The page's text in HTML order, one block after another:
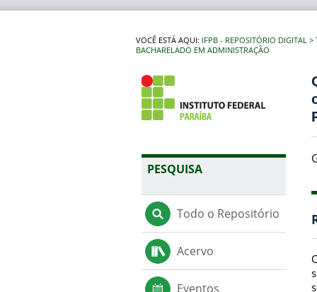
VOCÊ ESTÁ AQUI: IFPB - REPOSITÓRIO DIGITAL
BACHARELADO EM ADMINISTRAÇÃO
PESQUISA
Todo o Repositório
Acervo
Eventos